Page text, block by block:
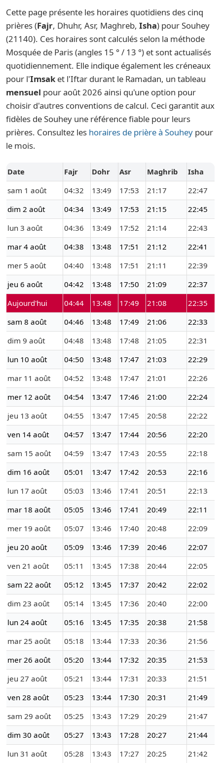
Cette page présente les horaires quotidiens des cinq
prières (Fajr, Dhuhr, Asr, Maghreb, Isha) pour Souhey
(21140). Ces horaires sont calculés selon la méthode
Mosquée de Paris (angles 15 ° / 13 °) et sont actualisés
quotidiennement. Elle indique également les créneaux
pour l'Imsak et l'Iftar durant le Ramadan, un tableau
mensuel pour août 2026 ainsi qu'une option pour
choisir d'autres conventions de calcul. Ceci garantit aux
fidèles de Souhey une référence fiable pour leurs
prières. Consultez les horaires de prière à Souhey pour
le mois.
Date Fajr Dohr Asr Maghrib
Isha
sam 1 août
04:32 13:49 17:53 21:17
22:47
dim 2 août
04:34 13:49 17:53 21:15
22:45
lun 3 août
04:36 13:49 17:52 21:14
22:43
mar 4 août
04:38 13:48 17:51 21:12
22:41
mer 5 août
04:40 13:48 17:51 21:11
22:39
jeu 6 août
04:42 13:48 17:50 21:09
22:37
Aujourd'hui
04:44 13:48 17:49 21:08
22:35
sam 8 août
04:46 13:48 17:49 21:06
22:33
dim 9 août
04:48 13:48 17:48 21:05
22:31
lun 10 août
04:50 13:48 17:47 21:03
22:29
mar 11 août
04:52 13:48 17:47 21:01
22:26
mer 12 août
04:54 13:47 17:46 21:00
22:24
jeu 13 août
04:55 13:47 17:45 20:58
22:22
ven 14 août
04:57 13:47 17:44 20:56
22:20
sam 15 août
04:59 13:47 17:43 20:55
22:18
dim 16 août
05:01 13:47 17:42 20:53
22:16
lun 17 août
05:03 13:46 17:41 20:51
22:13
mar 18 août
05:05 13:46 17:41 20:49
22:11
mer 19 août
05:07 13:46 17:40 20:48
22:09
jeu 20 août
05:09 13:46 17:39 20:46
22:07
ven 21 août
05:11 13:45 17:38 20:44
22:05
sam 22 août
05:12 13:45 17:37 20:42
22:02
dim 23 août
05:14 13:45 17:36 20:40
22:00
lun 24 août
05:16 13:45 17:35 20:38
21:58
mar 25 août
05:18 13:44 17:33 20:36
21:56
mer 26 août
05:20 13:44 17:32 20:35
21:53
jeu 27 août
05:21 13:44 17:31 20:33
21:51
ven 28 août
05:23 13:44 17:30 20:31
21:49
sam 29 août
05:25 13:43 17:29 20:29
21:47
dim 30 août
05:27 13:43 17:28 20:27
21:44
lun 31 août
05:28 13:43 17:27 20:25 21:42